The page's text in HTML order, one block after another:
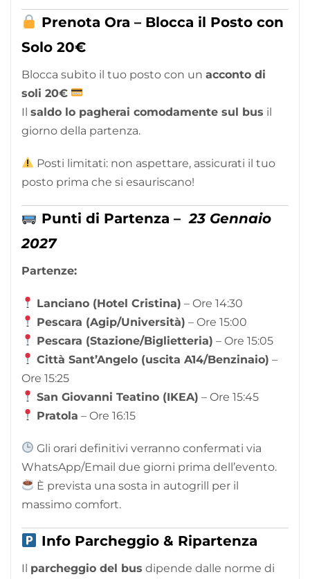
Prenota Ora – Blocca il Posto con
Solo 20€
Blocca subito il tuo posto con un acconto di
soli 20€
Il saldo lo pagherai comodamente sul bus il
giorno della partenza.
Posti limitati: non aspettare, assicurati il tuo
posto prima che si esauriscano!
Punti di Partenza – 23 Gennaio
2027
Partenze:
Lanciano (Hotel Cristina) – Ore 14:30
Pescara (Agip/Università) – Ore 15:00
Pescara (Stazione/Biglietteria) – Ore 15:05
Città Sant’Angelo (uscita A14/Benzinaio) –
Ore 15:25
San Giovanni Teatino (IKEA) – Ore 15:45
Pratola – Ore 16:15
Gli orari definitivi verranno confermati via
WhatsApp/Email due giorni prima dell’evento.
È prevista una sosta in autogrill per il
massimo comfort.
Info Parcheggio & Ripartenza
Il parcheggio del bus dipende dalle norme di